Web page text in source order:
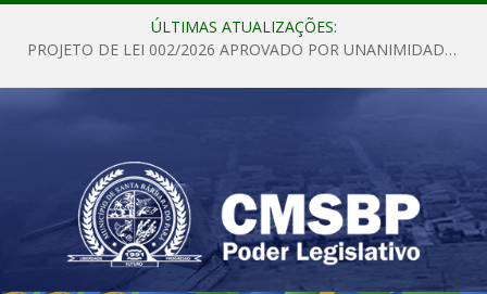
ÚLTIMAS ATUALIZAÇÕES:
PROJETO DE LEI 002/2026 APROVADO POR UNANIMIDADE EM SESSÃO ORDINÁRIA NESTA QUINTA – FEIRA 28 DE MAIO DE 2026